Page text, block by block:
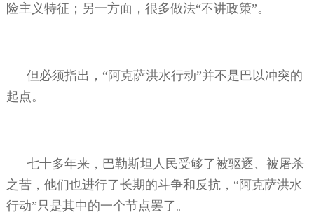
险主义特征；另一方面，很多做法“不讲政策”。
但必须指出，“阿克萨洪水行动”并不是巴以冲突的
起点。
七十多年来，巴勒斯坦人民受够了被驱逐、被屠杀
之苦，他们也进行了长期的斗争和反抗，“阿克萨洪水
行动”只是其中的一个节点罢了。